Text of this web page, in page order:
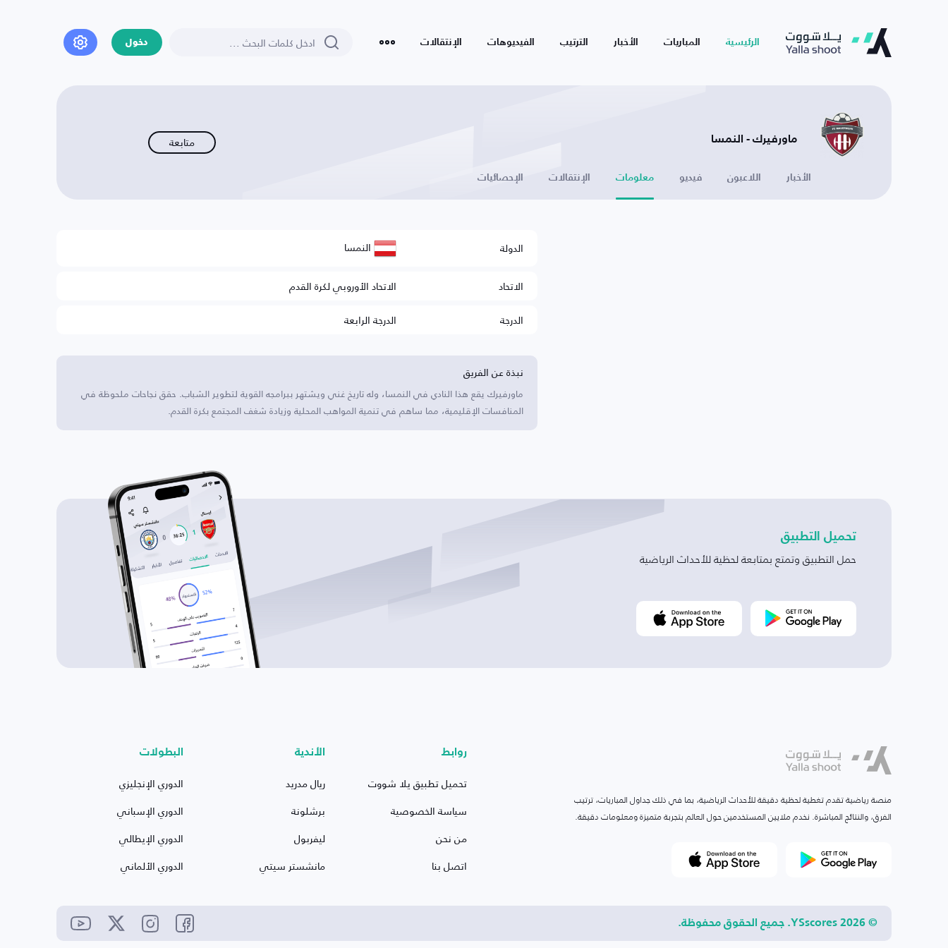
الرئيسية المباريات الأخبار الترتيب الفيديوهات الإنتقالات دخول
ماورفيرك - النمسا متابعة
الأخبار اللاعبون فيديو معلومات الإنتقالات الإحصائيات
الدولة النمسا
الاتحاد
الاتحاد الأوروبي لكرة القدم
الدرجة
الدرجة الرابعة
نبذة عن الفريق
ماورفيرك يقع هذا النادي في النمسا، وله تاريخ غني ويشتهر ببرامجه القوية لتطوير الشباب. حقق نجاحات ملحوظة في
المنافسات الإقليمية، مما ساهم في تنمية المواهب المحلية وزيادة شغف المجتمع بكرة القدم.
تحميل التطبيق
حمل التطبيق وتمتع بمتابعة لحظية للأحداث الرياضية
منصة رياضية تقدم تغطية لحظية دقيقة للأحداث الرياضية، بما في ذلك جداول المباريات، ترتيب
الفرق، والنتائج المباشرة. نخدم ملايين المستخدمين حول العالم بتجربة متميزة ومعلومات دقيقة.
روابط
تحميل تطبيق يلا شووت
سياسة الخصوصية
من نحن
اتصل بنا
الأندية
ريال مدريد
برشلونة
ليفربول
مانشستر سيتي
البطولات
الدوري الإنجليزي
الدوري الإسباني
الدوري الإيطالي
الدوري الألماني
© 2026 YSscores. جميع الحقوق محفوظة.